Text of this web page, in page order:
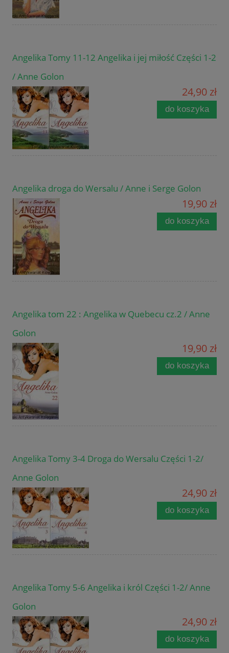
Angelika Tomy 11-12 Angelika i jej miłość Części 1-2
/ Anne Golon
24,90 zł
do koszyka
Angelika droga do Wersalu / Anne i Serge Golon
19,90 zł
do koszyka
Angelika tom 22 : Angelika w Quebecu cz.2 / Anne
Golon
19,90 zł
do koszyka
Angelika Tomy 3-4 Droga do Wersalu Części 1-2/
Anne Golon
24,90 zł
do koszyka
Angelika Tomy 5-6 Angelika i król Części 1-2/ Anne
Golon
24,90 zł
do koszyka